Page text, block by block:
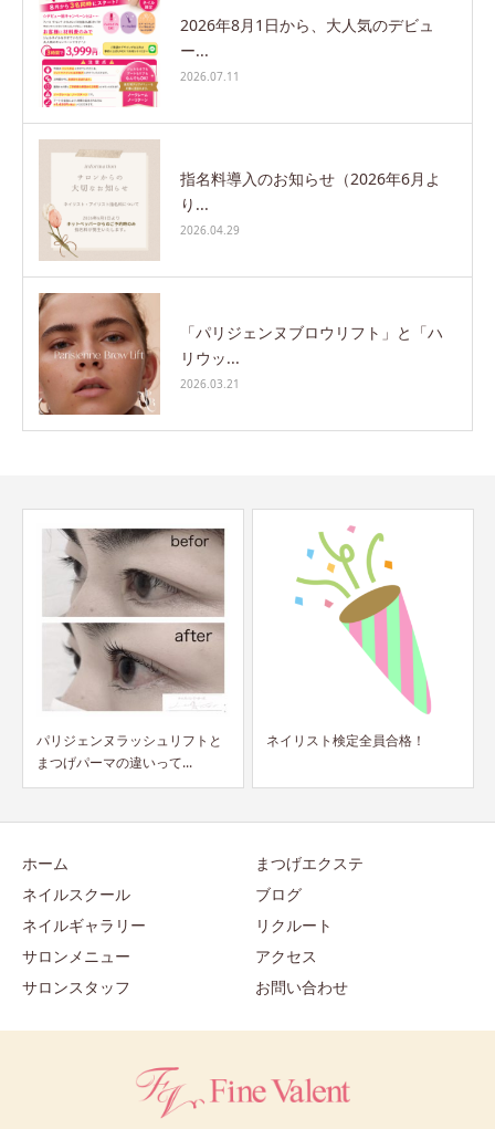
2026年8月1日から、大人気のデビュ
ー...
2026.07.11
指名料導入のお知らせ（2026年6月よ
り...
2026.04.29
「パリジェンヌブロウリフト」と「ハ
リウッ...
2026.03.21
ネイリスト検定全員合格！ 期限が切れる前に手続きを！！
ホーム
ネイルスクール
ネイルギャラリー
サロンメニュー
サロンスタッフ
まつげエクステ
ブログ
リクルート
アクセス
お問い合わせ